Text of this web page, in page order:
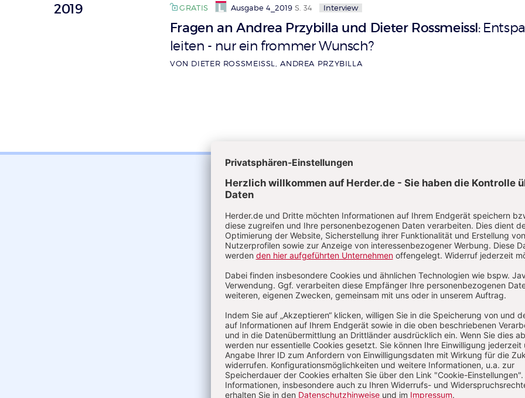
2019 GRATIS Ausgabe 4_2019 S. 34 Interview
Fragen an Andrea Przybilla und Dieter Rossmeissl:
leiten - nur ein frommer Wunsch?
VON DIETER ROSSMEISSL, ANDREA PRZYBILLA
Aktuelle Ausgaben